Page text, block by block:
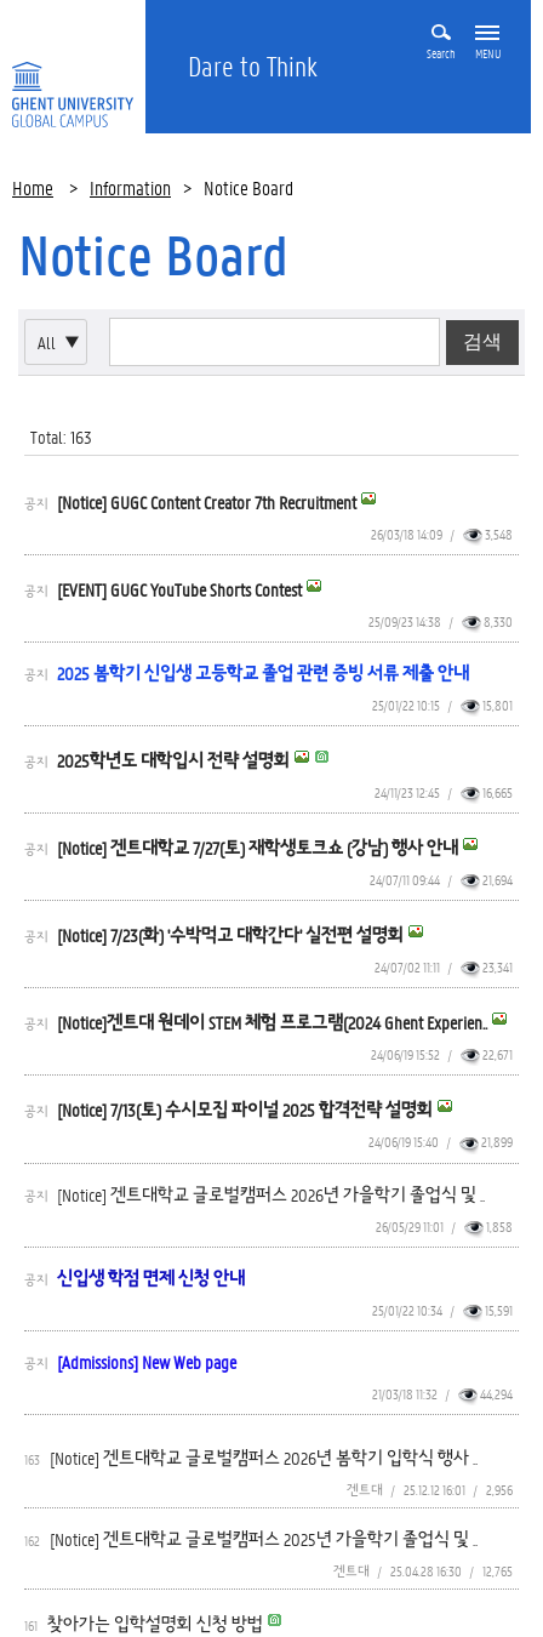
Dare to Think Search MENU
Home > Information > Notice Board
Notice Board
All ▼
Total: 163
공지 [Notice] GUGC Content Creator 7th Recruitment
26/03/18 14:09 / 3,548
공지 [EVENT] GUGC YouTube Shorts Contest
25/09/23 14:38 / 8,330
공지 2025 봄학기 신입생 고등학교 졸업 관련 증빙 서류 제출 안내
25/01/22 10:15 / 15,801
공지 2025학년도 대학입시 전략 설명회
24/11/23 12:45 / 16,665
공지 [Notice] 겐트대학교 7/27(토) 재학생토크쇼 (강남) 행사 안내
24/07/11 09:44 / 21,694
공지 [Notice] 7/23(화) '수박먹고 대학간다' 실전편 설명회
24/07/02 11:11 / 23,341
공지 [Notice]겐트대 원데이 STEM 체험 프로그램(2024 Ghent Experien..
24/06/19 15:52 / 22,671
공지 [Notice] 7/13(토) 수시모집 파이널 2025 합격전략 설명회
24/06/19 15:40 / 21,899
공지 [Notice] 겐트대학교 글로벌캠퍼스 2026년 가을학기 졸업식 및 ..
26/05/29 11:01 / 1,858
공지 신입생 학점 면제 신청 안내
25/01/22 10:34 / 15,591
공지 [Admissions] New Web page
21/03/18 11:32 / 44,294
163 [Notice] 겐트대학교 글로벌캠퍼스 2026년 봄학기 입학식 행사 ..
겐트대 / 25.12.12 16:01 / 2,956
162 [Notice] 겐트대학교 글로벌캠퍼스 2025년 가을학기 졸업식 및 ..
겐트대 / 25.04.28 16:30 / 12,765
161 찾아가는 입학설명회 신청 방법